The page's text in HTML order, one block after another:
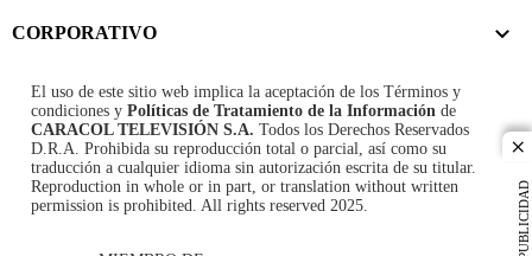
PUBLICIDAD
CORPORATIVO
El uso de este sitio web implica la aceptación de los Términos y
condiciones y Políticas de Tratamiento de la Información de
CARACOL TELEVISIÓN S.A. Todos los Derechos Reservados
D.R.A. Prohibida su reproducción total o parcial, así como su
traducción a cualquier idioma sin autorización escrita de su titular.
Reproduction in whole or in part, or translation without written
permission is prohibited. All rights reserved 2025.